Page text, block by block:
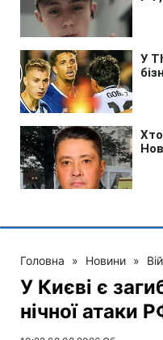
Головна » Новини »
У Києві є
нічної атаки